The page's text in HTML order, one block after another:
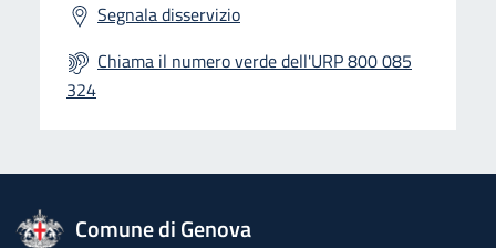
Segnala disservizio
Chiama il numero verde dell'URP 800 085
324
logo Unione Europea
Comune di Genova